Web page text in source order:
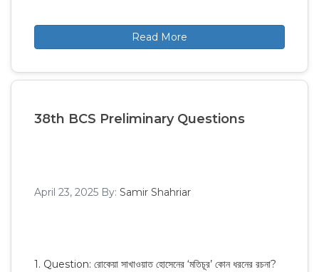
Read More
38th BCS Preliminary Questions
April 23, 2025 By: Samir Shahriar
1. Question: রোকেয়া সাখাওয়াত হোসেনের ‘মতিচূর’ কোন ধরনের রচনা?